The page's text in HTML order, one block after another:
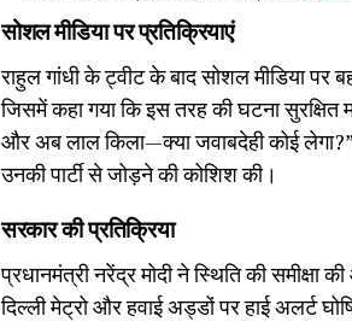
सोशल मीडिया पर प्रतिक्रियाएं
राहुल गांधी के ट्वीट के बाद सोशल मीडिया
जिसमें कहा गया कि इस तरह की घटना
और अब लाल किला—क्या जवाबदेही कोई
उनकी पार्टी से जोड़ने की कोशिश की।
सरकार की प्रतिक्रिया
प्रधानमंत्री नरेंद्र मोदी ने स्थिति की
दिल्ली मेट्रो और हवाई अड्डों पर हाई अलर्ट